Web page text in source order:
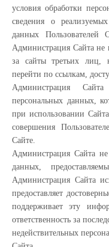
условия обработки
сведения о
данных Пользователей
Администрация Сайта не
за сайты третьих лиц,
перейти по ссылкам,
Администрация
персональных данных,
при использовании
совершения
Сайте.
Администрация Сайта не
данных,
Администрация Сайта
предоставляет
поддерживает эту
ответственность за
недействительных